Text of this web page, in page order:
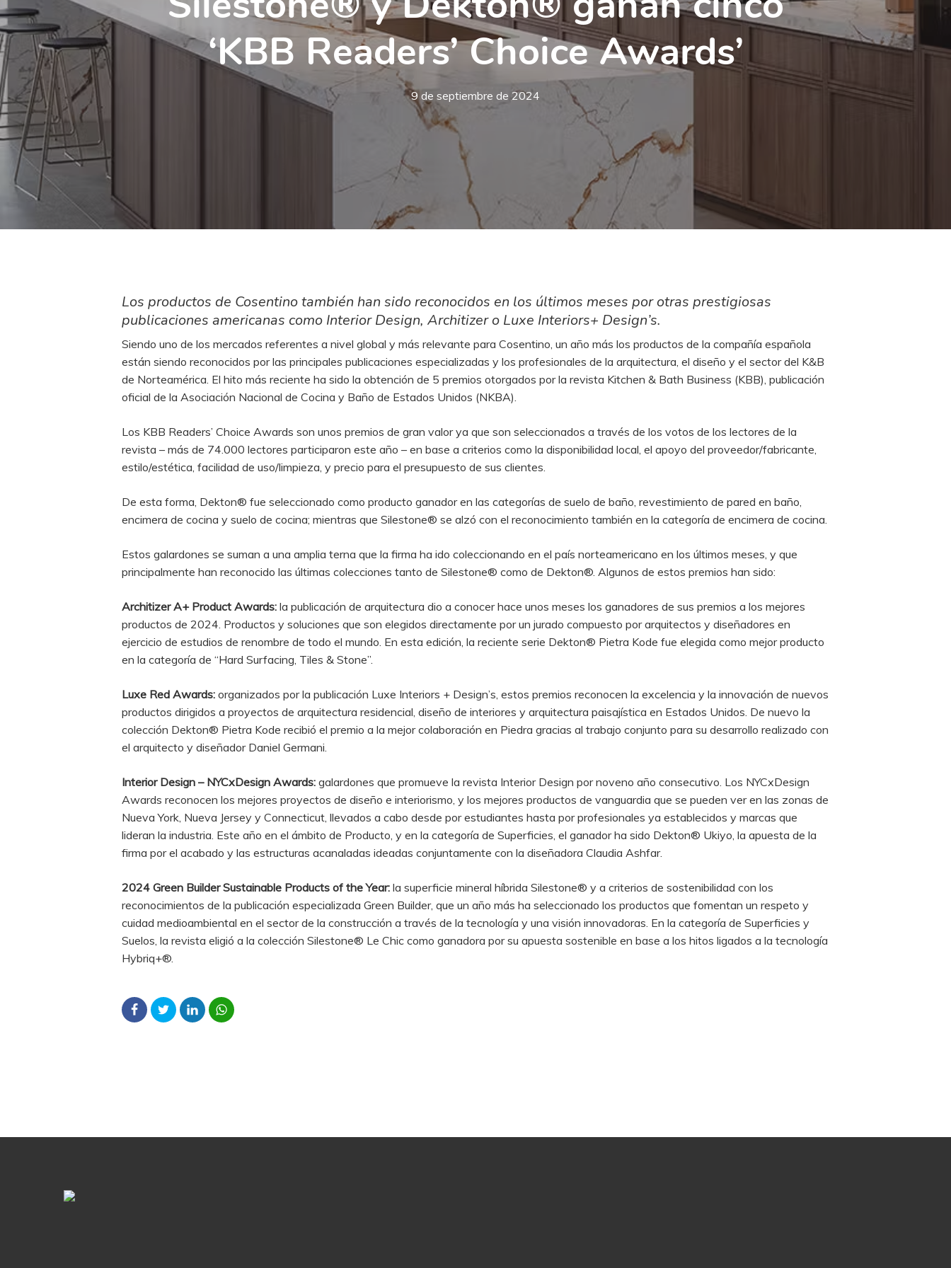
‘KBB Readers’ Choice Awards’
9 de septiembre de 2024
Los productos de Cosentino también han sido reconocidos en los últimos meses por otras prestigiosas
publicaciones americanas como Interior Design, Architizer o Luxe Interiors+ Design’s.
Siendo uno de los mercados referentes a nivel global y más relevante para Cosentino, un año más los productos de la compañía española
están siendo reconocidos por las principales publicaciones especializadas y los profesionales de la arquitectura, el diseño y el sector del K&B
de Norteamérica. El hito más reciente ha sido la obtención de 5 premios otorgados por la revista Kitchen & Bath Business (KBB), publicación
oficial de la Asociación Nacional de Cocina y Baño de Estados Unidos (NKBA).
Los KBB Readers’ Choice Awards son unos premios de gran valor ya que son seleccionados a través de los votos de los lectores de la
revista – más de 74.000 lectores participaron este año – en base a criterios como la disponibilidad local, el apoyo del proveedor/fabricante,
estilo/estética, facilidad de uso/limpieza, y precio para el presupuesto de sus clientes.
De esta forma, Dekton® fue seleccionado como producto ganador en las categorías de suelo de baño, revestimiento de pared en baño,
encimera de cocina y suelo de cocina; mientras que Silestone® se alzó con el reconocimiento también en la categoría de encimera de cocina.
Estos galardones se suman a una amplia terna que la firma ha ido coleccionando en el país norteamericano en los últimos meses, y que
principalmente han reconocido las últimas colecciones tanto de Silestone® como de Dekton®. Algunos de estos premios han sido:
Architizer A+ Product Awards: la publicación de arquitectura dio a conocer hace unos meses los ganadores de sus premios a los mejores
productos de 2024. Productos y soluciones que son elegidos directamente por un jurado compuesto por arquitectos y diseñadores en
ejercicio de estudios de renombre de todo el mundo. En esta edición, la reciente serie Dekton® Pietra Kode fue elegida como mejor producto
en la categoría de “Hard Surfacing, Tiles & Stone”.
Luxe Red Awards: organizados por la publicación Luxe Interiors + Design’s, estos premios reconocen la excelencia y la innovación de nuevos
productos dirigidos a proyectos de arquitectura residencial, diseño de interiores y arquitectura paisajística en Estados Unidos. De nuevo la
colección Dekton® Pietra Kode recibió el premio a la mejor colaboración en Piedra gracias al trabajo conjunto para su desarrollo realizado con
el arquitecto y diseñador Daniel Germani.
Interior Design – NYCxDesign Awards: galardones que promueve la revista Interior Design por noveno año consecutivo. Los NYCxDesign
Awards reconocen los mejores proyectos de diseño e interiorismo, y los mejores productos de vanguardia que se pueden ver en las zonas de
Nueva York, Nueva Jersey y Connecticut, llevados a cabo desde por estudiantes hasta por profesionales ya establecidos y marcas que
lideran la industria. Este año en el ámbito de Producto, y en la categoría de Superficies, el ganador ha sido Dekton® Ukiyo, la apuesta de la
firma por el acabado y las estructuras acanaladas ideadas conjuntamente con la diseñadora Claudia Ashfar.
2024 Green Builder Sustainable Products of the Year: la superficie mineral híbrida Silestone® y a criterios de sostenibilidad con los
reconocimientos de la publicación especializada Green Builder, que un año más ha seleccionado los productos que fomentan un respeto y
cuidad medioambiental en el sector de la construcción a través de la tecnología y una visión innovadoras. En la categoría de Superficies y
Suelos, la revista eligió a la colección Silestone® Le Chic como ganadora por su apuesta sostenible en base a los hitos ligados a la tecnología
Hybriq+®.